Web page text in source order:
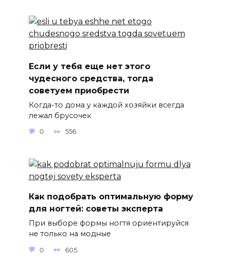
Если у тебя еще нет этого
чудесного средства, тогда
советуем приобрести
Когда-то дома у каждой хозяйки всегда
лежал брусочек
0 556
Как подобрать оптимальную форму
для ногтей: советы эксперта
При выборе формы ногтя ориентируйся
не только на модные
0 605